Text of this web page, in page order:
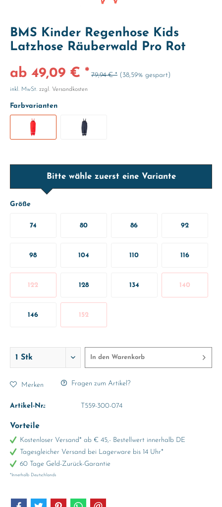
BMS Kinder Regenhose Kids
Latzhose Räuberwald Pro Rot
ab 49,09 € * 79,94 € * (38,59% gespart)
inkl. MwSt. zzgl. Versandkosten
Farbvarianten
Bitte wähle zuerst eine Variante
Größe
74 80 86 92
98 104 110 116
122 128 134 140
146 152
In den Warenkorb
Merken Fragen zum Artikel?
Artikel-Nr.: T559-300-074
Vorteile
Kostenloser Versand* ab € 45,- Bestellwert innerhalb DE
Tagesgleicher Versand bei Lagerware bis 14 Uhr*
60 Tage Geld-Zurück-Garantie
*Innerhalb Deutschlands